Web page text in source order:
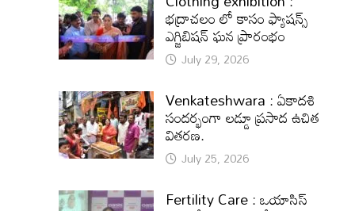
భద్రాచలం లో కాసం ఫ్యాషన్స్
ఎగ్జిబిషన్ ఘన ప్రారంభం
July 29, 2026
Venkateshwara : ఏకాదశి
సందర్భంగా లడ్డూ ప్రసాద ఉచిత
వితరణ.
July 25, 2026
Fertility Care : ఒయాసిస్